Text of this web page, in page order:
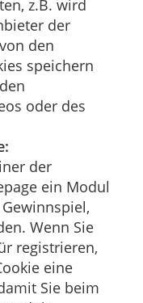
z.B. wird
der
den
speichern
oder des
der
ein Modul
Wenn Sie
registrieren,
eine
Sie beim